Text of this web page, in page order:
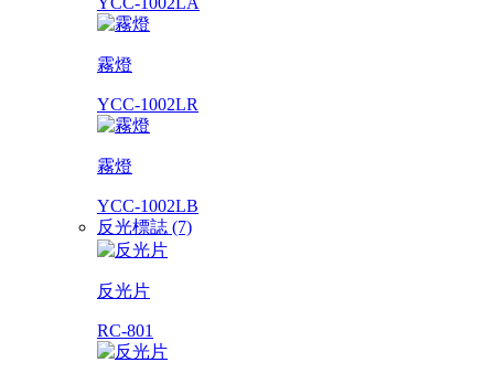
霧燈
YCC-1002LR
霧燈
YCC-1002LB
反光標誌 (7)
反光片
RC-801